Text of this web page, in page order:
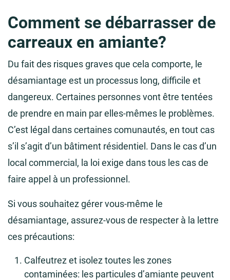
Comment se débarrasser de
carreaux en amiante?
Du fait des risques graves que cela comporte, le
désamiantage est un processus long, difficile et
dangereux. Certaines personnes vont être tentées
de prendre en main par elles-mêmes le problèmes.
C’est légal dans certaines comunautés, en tout cas
s’il s’agit d’un bâtiment résidentiel. Dans le cas d’un
local commercial, la loi exige dans tous les cas de
faire appel à un professionnel.
Si vous souhaitez gérer vous-même le
désamiantage, assurez-vous de respecter à la lettre
ces précautions:
Calfeutrez et isolez toutes les zones
contaminées: les particules d’amiante peuvent